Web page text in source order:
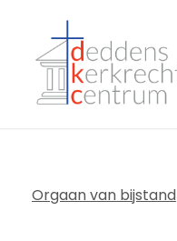
Orgaan van bijstand